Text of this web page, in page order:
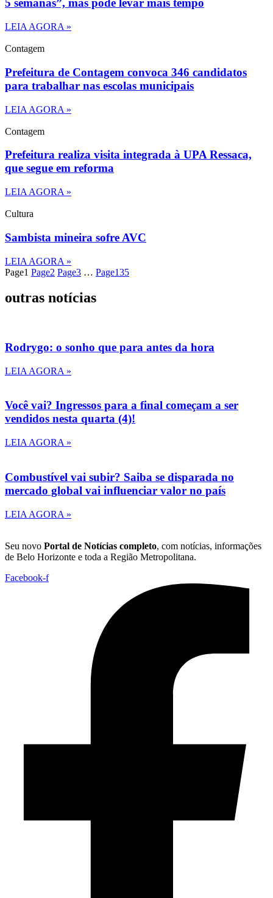
5 semanas”, mas pode levar mais tempo
LEIA AGORA »
Contagem
Prefeitura de Contagem convoca 346 candidatos
para trabalhar nas escolas municipais
LEIA AGORA »
Contagem
Prefeitura realiza visita integrada à UPA Ressaca,
que segue em reforma
LEIA AGORA »
Cultura
Sambista mineira sofre AVC
LEIA AGORA »
Page1 Page2 Page3 … Page135
outras notícias
Rodrygo: o sonho que para antes da hora
LEIA AGORA »
Você vai? Ingressos para a final começam a ser
vendidos nesta quarta (4)!
LEIA AGORA »
Combustível vai subir? Saiba se disparada no
mercado global vai influenciar valor no país
LEIA AGORA »
Seu novo Portal de Notícias completo, com notícias, informações
de Belo Horizonte e toda a Região Metropolitana.
Facebook-f